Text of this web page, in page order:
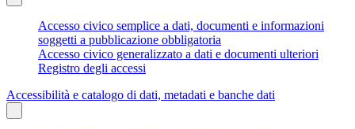
Accesso civico semplice a dati, documenti e informazioni
soggetti a pubblicazione obbligatoria
Accesso civico generalizzato a dati e documenti ulteriori
Registro degli accessi
Accessibilità e catalogo di dati, metadati e banche dati